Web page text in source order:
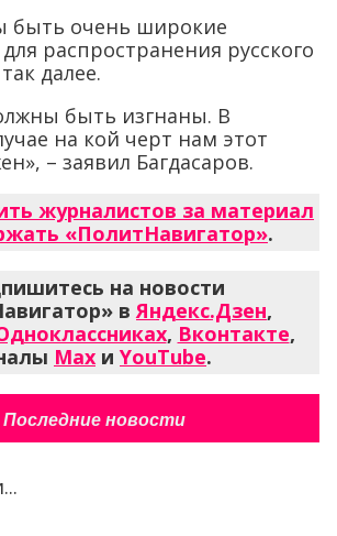
быть очень широкие
распространения русского
далее.
быть изгнаны. В
на кой черт нам этот
– заявил Багдасаров.
журналистов за материал
«ПолитНавигатор».
на новости
вЯндекс.Дзен,
, Вконтакте,
Max и YouTube.
Последние новости